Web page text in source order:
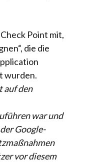
Point mit,
die die
wurden.
auf den
war und
Google-
vor diesem